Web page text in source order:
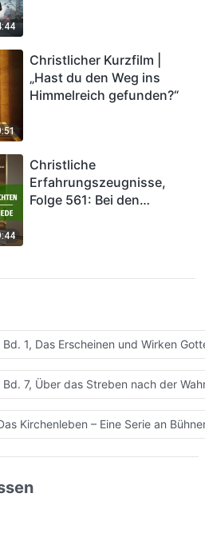
in das Königreich Gottes
eintreten?
Christlicher Kurzfilm |
„Hast du den Weg ins
Himmelreich gefunden?“
Christliche
Erfahrungszeugnisse,
Folge 561: Bei den
1, Das Erscheinen und Wirken
7, Über das Streben nach der
Kirchenleben – Eine Serie an